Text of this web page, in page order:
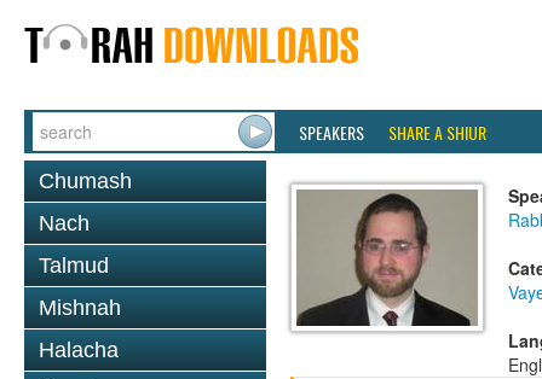
SPEAKERS SHARE A SHIUR
Chumash
Nach
Talmud
Mishnah
Halacha